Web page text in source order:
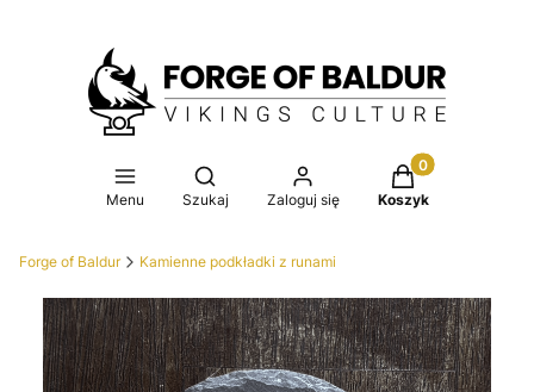
Menu
Otwórz wyszukiwarkę
Szukaj Zaloguj się
Produkty w
Koszyk
Forge of Baldur Kamienne podkładki z runami